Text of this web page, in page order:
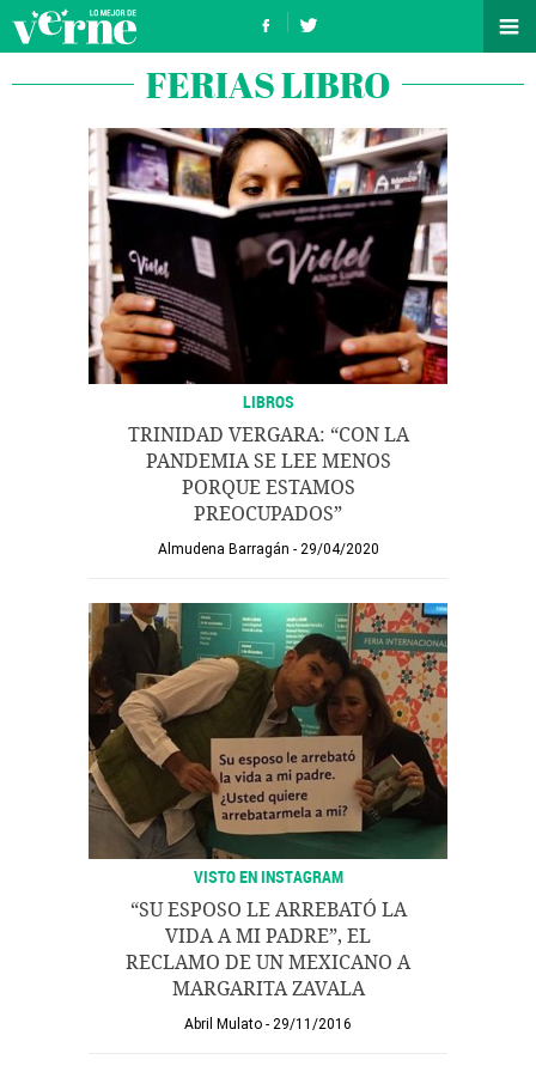
FERIAS LIBRO
LIBROS
TRINIDAD VERGARA: “CON LA
PANDEMIA SE LEE MENOS
PORQUE ESTAMOS
PREOCUPADOS”
Almudena Barragán 29/04/2020
VISTO EN INSTAGRAM
“SU ESPOSO LE ARREBATÓ LA
VIDA A MI PADRE”, EL
RECLAMO DE UN MEXICANO A
MARGARITA ZAVALA
Abril Mulato 29/11/2016